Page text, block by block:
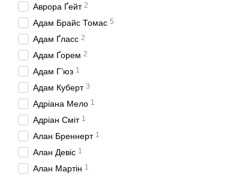
Аврора Ґейт 2
Адам Брайс Томас 5
Адам Ґласс 2
Адам Ґорем 2
Адам Г’юз 1
Адам Куберт 3
Адріана Мело 1
Адріан Сміт 1
Алан Бреннерт 1
Алан Девіс 1
Алан Мартін 1